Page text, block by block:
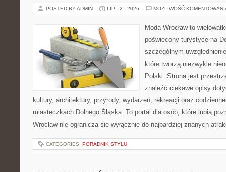
POSTED BY ADMIN LIP - 2 - 2026 MOŻLIWOŚĆ
Moda Wrocław to
poświęcony turystyce na
szczególnym
które tworzą niezwykle
Polski. Strona jest
znaleźć ciekawe opisy
kultury, architektury, przyrody, wydarzeń, rekreacji oraz
miasteczkach Dolnego Śląska. To portal dla osób, które lubią
Wrocław nie ogranicza się wyłącznie do najbardziej znanych
CATEGORIES: PORADNIK STYLU